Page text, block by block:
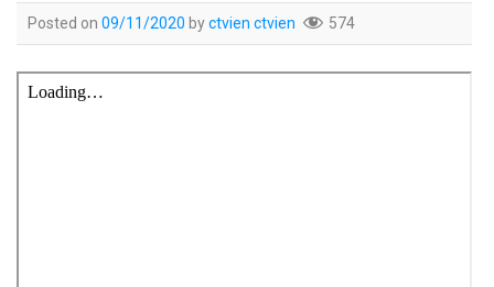
Posted on 09/11/2020 byctvien ctvien 574